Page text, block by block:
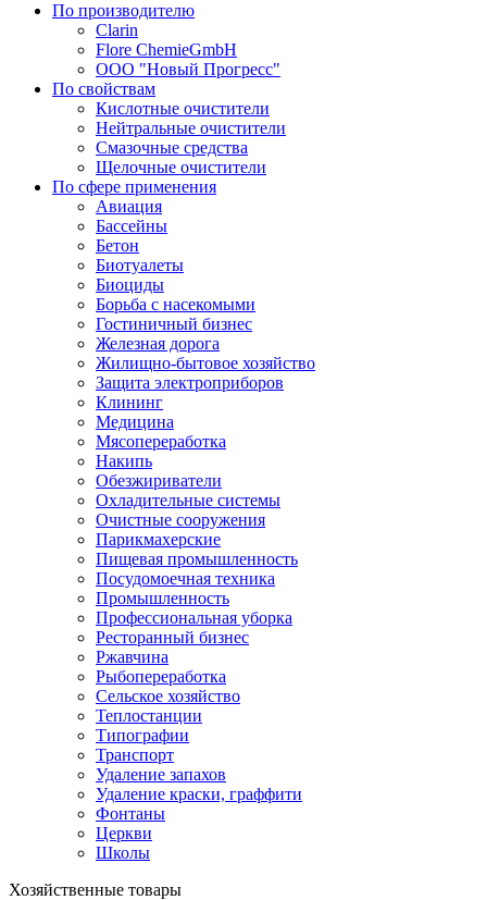
По производителю
Clarin
Flore ChemieGmbH
ООО "Новый Прогресс"
По свойствам
Кислотные очистители
Нейтральные очистители
Смазочные средства
Щелочные очистители
По сфере применения
Авиация
Бассейны
Бетон
Биотуалеты
Биоциды
Борьба с насекомыми
Гостиничный бизнес
Железная дорога
Жилищно-бытовое хозяйство
Защита электроприборов
Клининг
Медицина
Мясопереработка
Накипь
Обезжириватели
Охладительные системы
Очистные сооружения
Парикмахерские
Пищевая промышленность
Посудомоечная техника
Промышленность
Профессиональная уборка
Ресторанный бизнес
Ржавчина
Рыбопереработка
Сельское хозяйство
Теплостанции
Типографии
Транспорт
Удаление запахов
Удаление краски, граффити
Фонтаны
Церкви
Школы
Хозяйственные товары